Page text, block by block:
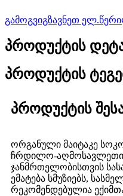
გამოგვიგზავნეთ
პროდუქტის
პროდუქტის
პროდუქტის
ორგანული მაიტაკე
ჩრდილო-აღმოსავლეთით
ჯანმრთელობისთვის
ემატება სმუზიებს,
რეკომენდებულია